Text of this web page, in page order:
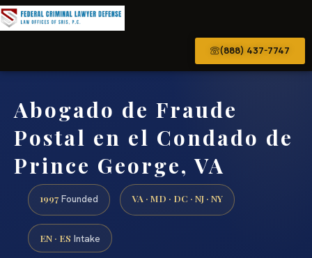
(888) 437-7747
Abogado de Fraude
Postal en el Condado de
Prince George, VA
1997 Founded VA · MD · DC · NJ · NY
EN · ES Intake